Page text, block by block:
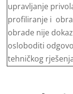
upravljanje
profiliranje i
obrade nije
osloboditi
tehničkog